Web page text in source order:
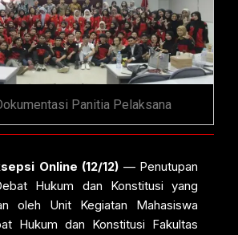
Panitia Pelaksana
Online (12/12) — Penutupan
Hukum dan Konstitusi yang
oleh Unit Kegiatan Mahasiswa
Hukum dan Konstitusi Fakultas